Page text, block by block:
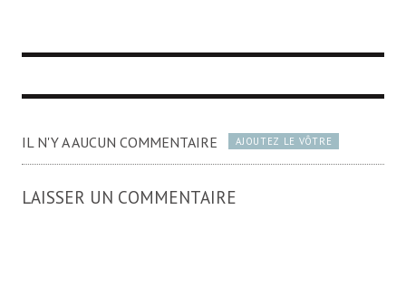
IL N'Y A AUCUN COMMENTAIRE AJOUTEZ LE VÔTRE
LAISSER UN COMMENTAIRE